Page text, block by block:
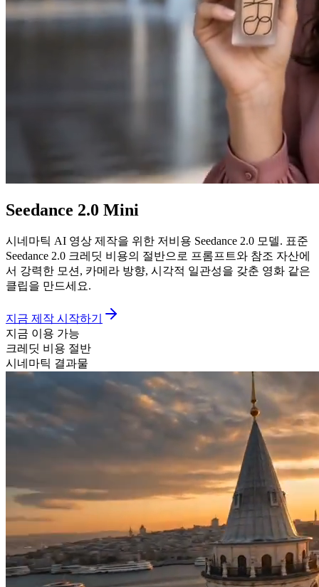
Seedance 2.0 Mini
시네마틱 AI 영상 제작을 위한 저비용 Seedance 2.0 모델. 표준
Seedance 2.0 크레딧 비용의 절반으로 프롬프트와 참조 자산에
서 강력한 모션, 카메라 방향, 시각적 일관성을 갖춘 영화 같은
클립을 만드세요.
지금 제작 시작하기
지금 이용 가능
크레딧 비용 절반
시네마틱 결과물